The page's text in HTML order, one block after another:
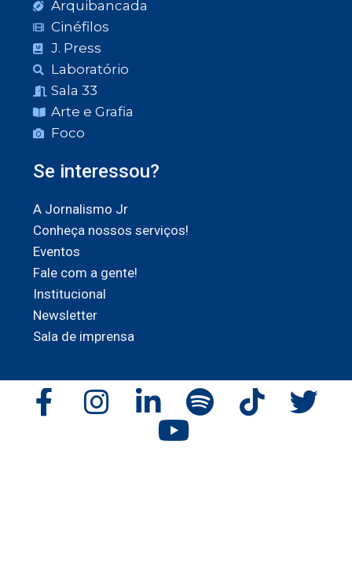
Arquibancada
Cinéfilos
J. Press
Laboratório
Sala 33
Arte e Grafia
Foco
Se interessou?
A Jornalismo Jr
Conheça nossos serviços!
Eventos
Fale com a gente!
Institucional
Newsletter
Sala de imprensa